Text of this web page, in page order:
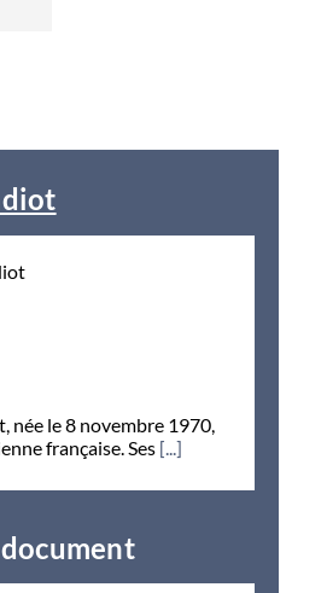
née le 8 novembre 1970,
française. Ses [...]